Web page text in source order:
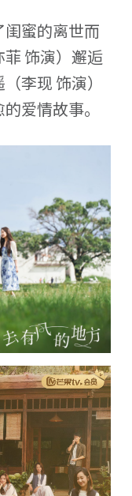
闺蜜的离世而
饰演）邂逅
李现 饰演）
爱情故事。